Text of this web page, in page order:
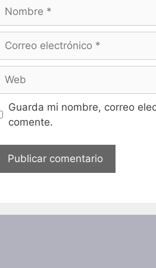
electrónico
Guarda mi nombre, correo
comente.